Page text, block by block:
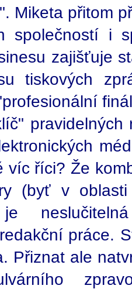
Miketa přitom
společností i
zajišťuje
tiskových
pravidelných
víc říci? Že
(byť v
práce.
Přiznat ale